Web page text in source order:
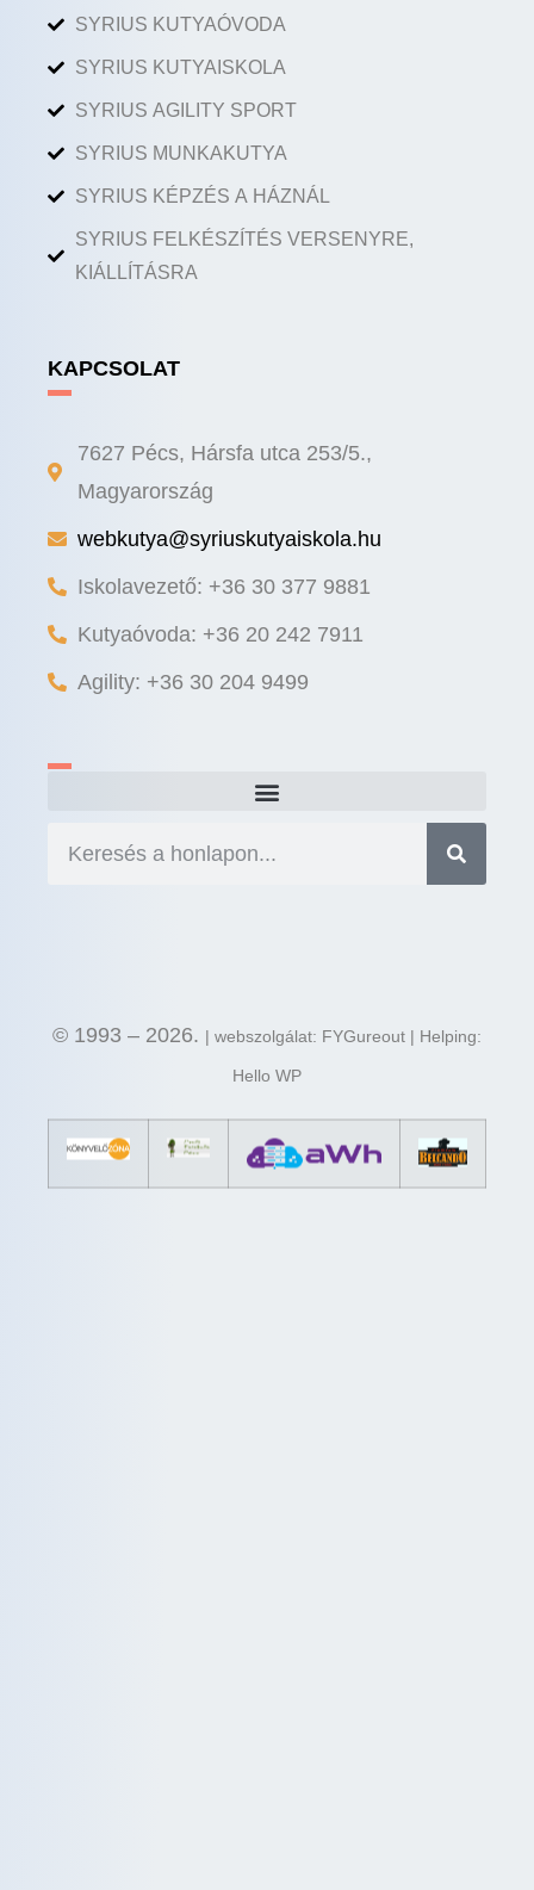
SYRIUS KUTYAÓVODA
SYRIUS KUTYAISKOLA
SYRIUS AGILITY SPORT
SYRIUS MUNKAKUTYA
SYRIUS KÉPZÉS A HÁZNÁL
SYRIUS FELKÉSZÍTÉS VERSENYRE,
KIÁLLÍTÁSRA
KAPCSOLAT
7627 Pécs, Hársfa utca 253/5.,
Magyarország
webkutya@syriuskutyaiskola.hu
Iskolavezető: +36 30 377 9881
Kutyaóvoda: +36 20 242 7911
Agility: +36 30 204 9499
© 1993 – 2026. | webszolgálat: FYGureout | Helping:
Hello WP